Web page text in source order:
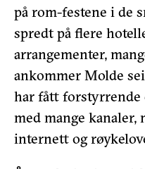
på rom-festene i de
spredt på flere
arrangementer,
ankommer Molde
har fått forstyrrende
med mange kanaler,
internett og